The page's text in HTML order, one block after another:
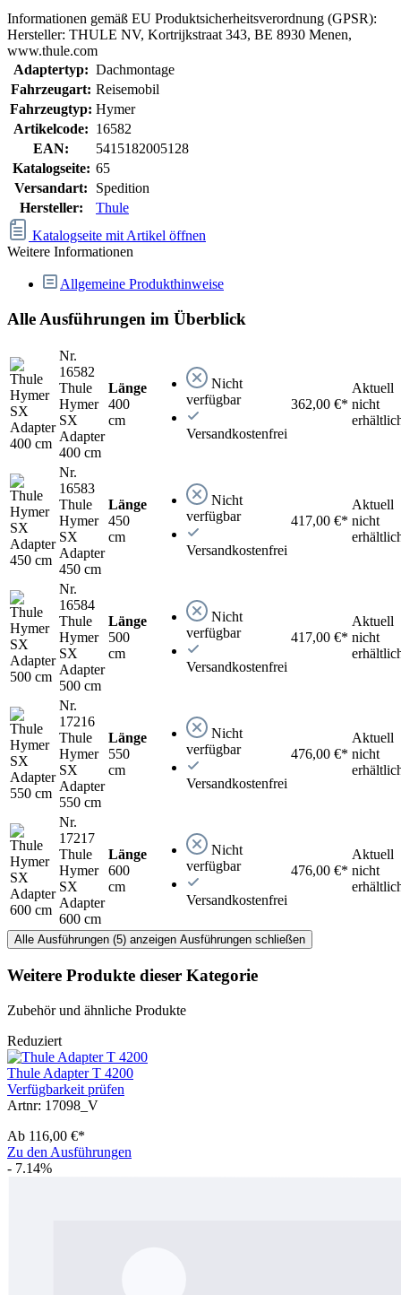
Informationen gemäß EU Produktsicherheitsverordnung (GPSR):
Hersteller: THULE NV, Kortrijkstraat 343, BE 8930 Menen,
www.thule.com
Adaptertyp: Dachmontage
Fahrzeugart: Reisemobil
Fahrzeugtyp: Hymer
Artikelcode: 16582
EAN:
5415182005128
Katalogseite: 65
Versandart:
Spedition
Hersteller:
Thule
Katalogseite mit Artikel öffnen
Weitere Informationen
Allgemeine Produkthinweise
Alle Ausführungen im Überblick
Nr.
16582
Thule
Hymer
SX
Adapter
400 cm
Länge
400
cm
Nicht
verfügbar
Versandkostenfrei
362,00 €*
Aktuell
nicht
Nr.
16583
Thule
Hymer
SX
Adapter
450 cm
Länge
450
cm
Nicht
verfügbar
Versandkostenfrei
417,00 €*
Aktuell
nicht
Nr.
16584
Thule
Hymer
SX
Adapter
500 cm
Länge
500
cm
Nicht
verfügbar
Versandkostenfrei
417,00 €*
Aktuell
nicht
Nr.
17216
Thule
Hymer
SX
Adapter
550 cm
Länge
550
cm
Nicht
verfügbar
Versandkostenfrei
476,00 €*
Aktuell
nicht
Nr.
17217
Thule
Hymer
SX
Adapter
600 cm
Länge
600
cm
Nicht
verfügbar
Versandkostenfrei
476,00 €*
Aktuell
nicht
Alle Ausführungen (5) anzeigen Ausführungen schließen
Weitere Produkte dieser Kategorie
Zubehör und ähnliche Produkte
Reduziert
Thule Adapter T 4200
Verfügbarkeit prüfen
Artnr: 17098_V
Ab 116,00 €*
Zu den Ausführungen
- 7.14%